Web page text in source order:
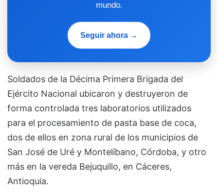
mundo.
Seguir ahora →
Soldados de la Décima Primera Brigada del
Ejército Nacional ubicaron y destruyeron de
forma controlada tres laboratorios utilizados
para el procesamiento de pasta base de coca,
dos de ellos en zona rural de los municipios de
San José de Uré y Montelíbano, Córdoba, y otro
más en la vereda Bejuquillo, en Cáceres,
Antioquia.